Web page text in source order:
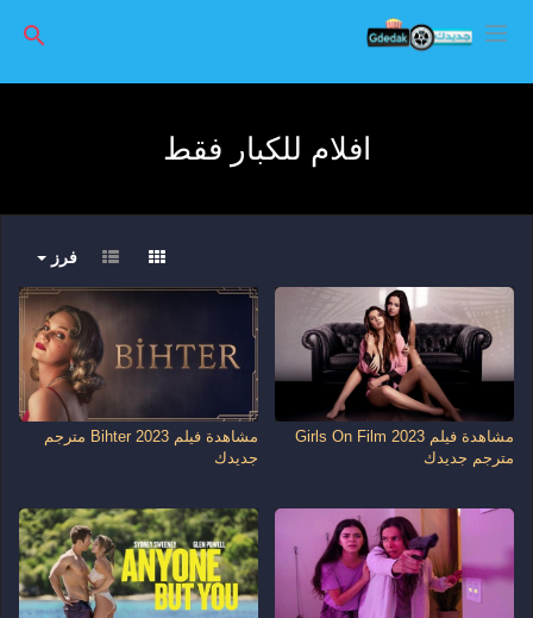
افلام للكبار فقط
فرز
مشاهدة فيلم Girls On Film 2023
مترجم جديدك
مشاهدة فيلم Bihter 2023 مترجم
جديدك